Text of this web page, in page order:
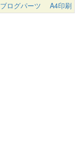
ブログパーツ A4印刷